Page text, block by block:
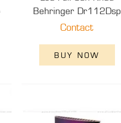
Behringer Dr112Dsp
Contact
BUY NOW